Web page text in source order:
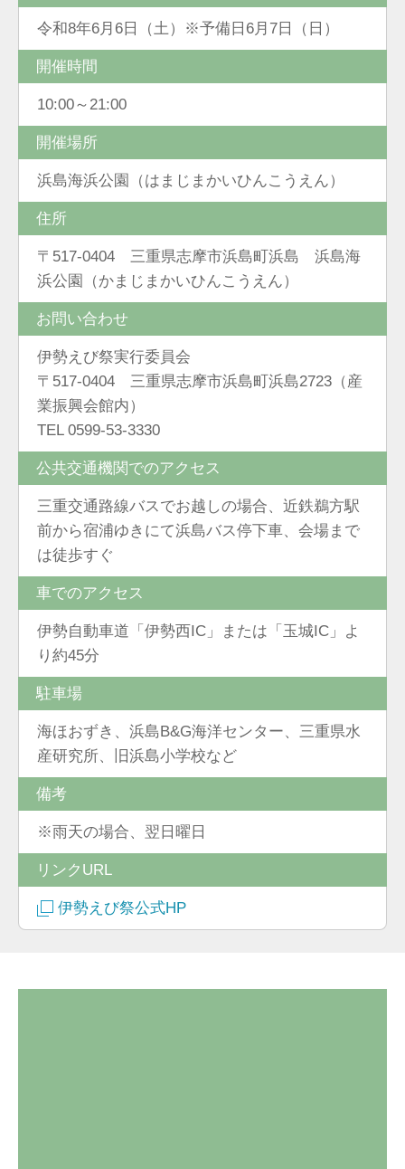
令和8年6月6日（土）※予備日6月7日（日）
開催時間
10:00～21:00
開催場所
浜島海浜公園（はまじまかいひんこうえん）
住所
〒517-0404 三重県志摩市浜島町浜島 浜島海
浜公園（かまじまかいひんこうえん）
お問い合わせ
伊勢えび祭実行委員会
〒517-0404 三重県志摩市浜島町浜島2723（産
業振興会館内）
TEL 0599-53-3330
公共交通機関でのアクセス
三重交通路線バスでお越しの場合、近鉄鵜方駅
前から宿浦ゆきにて浜島バス停下車、会場まで
は徒歩すぐ
車でのアクセス
伊勢自動車道「伊勢西IC」または「玉城IC」よ
り約45分
駐車場
海ほおずき、浜島B&G海洋センター、三重県水
産研究所、旧浜島小学校など
備考
※雨天の場合、翌日曜日
リンクURL
伊勢えび祭公式HP